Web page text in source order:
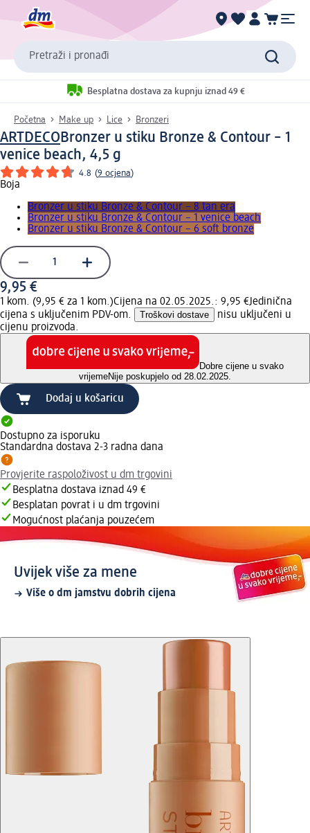
Pretraži i pronađi
Besplatna dostava za kupnju iznad 49 €
Početna Make up Lice Bronzeri
ARTDECOBronzer u stiku Bronze & Contour – 1
venice beach, 4,5 g
4.8 (9 ocjena)
Boja
Bronzer u stiku Bronze & Contour – 8 tan era
Bronzer u stiku Bronze & Contour – 1 venice beach
Bronzer u stiku Bronze & Contour – 6 soft bronze
9,95 €
1 kom. (9,95 € za 1 kom.)Cijena na 02.05.2025.: 9,95 €Jedinična
cijena s uključenim PDV-om.
Troškovi dostave
nisu uključeni u
cijenu proizvoda.
Dobre cijene u svako
vrijemeNije poskupjelo od 28.02.2025.
Dodaj u košaricu
Dostupno za isporuku
Standardna dostava 2-3 radna dana
Provjerite raspoloživost u dm trgovini
Besplatna dostava iznad 49 €
Besplatan povrat i u dm trgovini
Mogućnost plaćanja pouzećem
Uvijek više za mene
Više o dm jamstvu dobrih cijena